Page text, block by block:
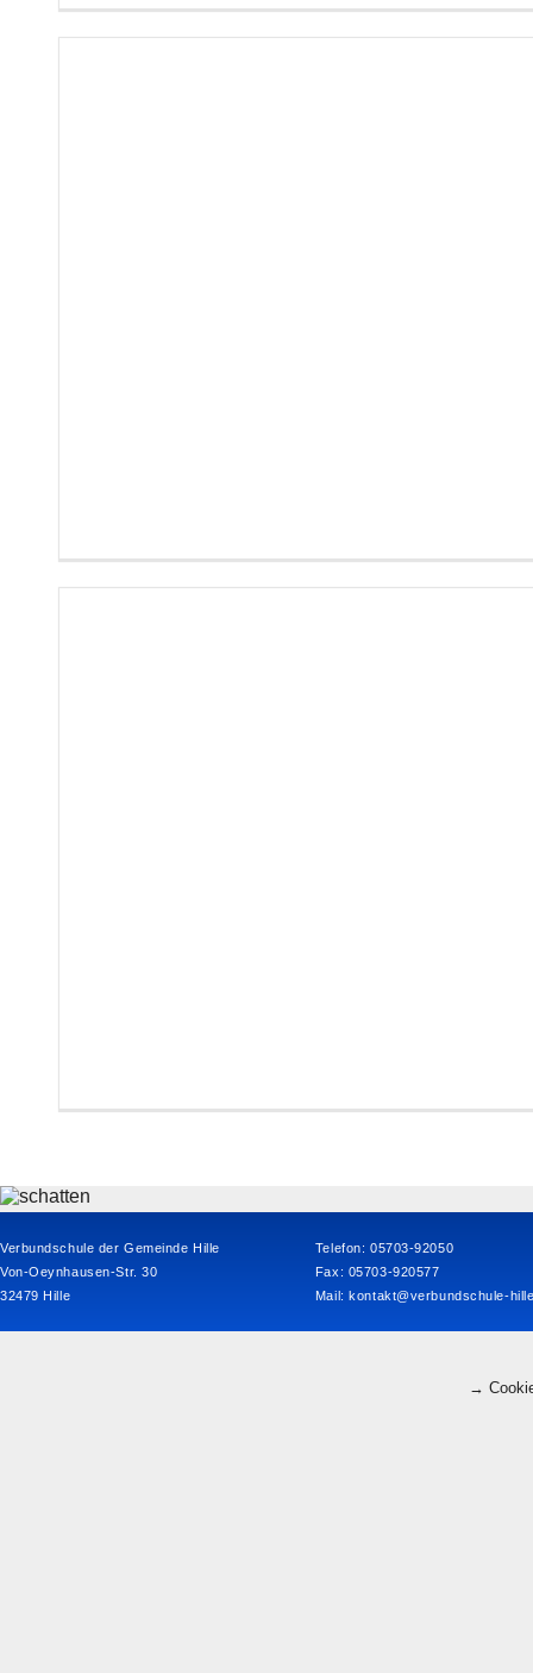
Verbundschule der Gemeinde Hille
Von-Oeynhausen-Str. 30
32479 Hille
Telefon: 05703-92050
Fax: 05703-920577
Mail:kontakt@verbundschule-
→